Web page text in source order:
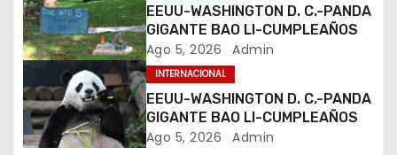
e
n
t
r
EEUU-WASHINGTON D. C.-PANDA
GIGANTE BAO LI-CUMPLEAÑOS
Ago 5, 2026 Admin
INTERNACIONAL
EEUU-WASHINGTON D. C.-PANDA
GIGANTE BAO LI-CUMPLEAÑOS
Ago 5, 2026 Admin